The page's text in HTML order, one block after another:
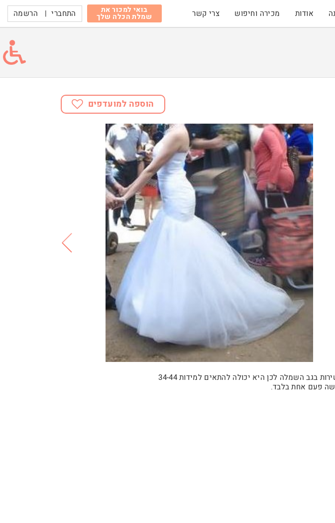
אודות מכירה וחיפוש צרי קשר בואי למכור את
שמלת הכלה שלך התחברי | הרשמה
הוספה למועדפים
בגב השמלה לכן היא יכולה להתאים למידות 34-44
פעם אחת בלבד.